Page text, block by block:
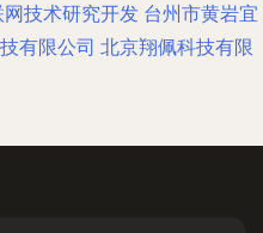
网技术研究开发 台州市黄岩宜
有限公司 北京翔佩科技有限